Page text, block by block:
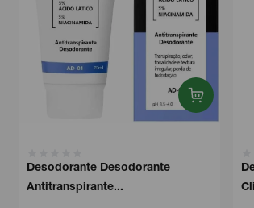
Desodorante Desodorante
Antitranspirante...